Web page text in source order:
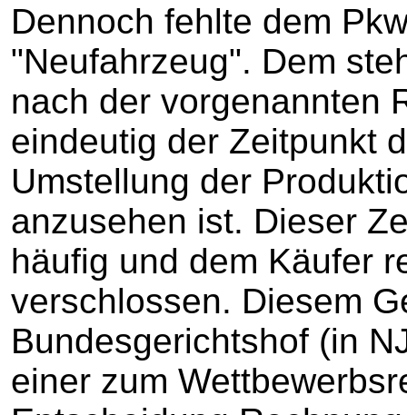
Dennoch fehlte dem
"Neufahrzeug". Dem
nach der vorgenannten
eindeutig der Zeitpunkt
Umstellung der
anzusehen ist. Dieser
häufig und dem Käufer
verschlossen. Diesem
Bundesgerichtshof (in
einer zum